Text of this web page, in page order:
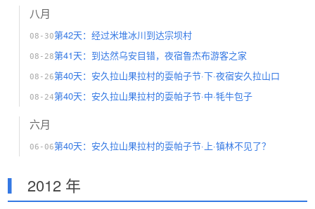
八月
08-30第42天：经过米堆冰川到达宗坝村
08-28第41天：到达然乌安目错，夜宿鲁杰布游客之家
08-26第40天：安久拉山果拉村的耍帕子节·下·夜宿安久拉山口
08-24第40天：安久拉山果拉村的耍帕子节·中·牦牛包子
六月
06-06第40天：安久拉山果拉村的耍帕子节·上·镇林不见了？
2012 年